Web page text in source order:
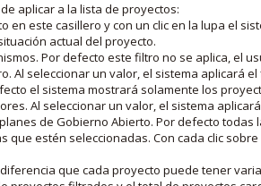
aplicar a la lista de proyectos:
en este casillero y con un clic en la lupa el
actual del proyecto.
Por defecto este filtro no se aplica, el
Al seleccionar un valor, el sistema aplicará
el sistema mostrará solamente los
Al seleccionar un valor, el sistema
de Gobierno Abierto. Por defecto
estén seleccionadas. Con cada clic
que cada proyecto puede tener